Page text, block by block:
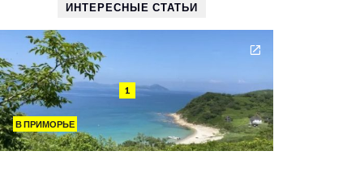
ИНТЕРЕСНЫЕ СТАТЬИ
1
В ПРИМОРЬЕ